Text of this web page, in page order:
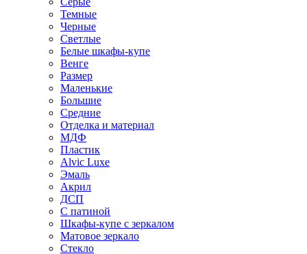
Темные
Черные
Светлые
Белые шкафы-купе
Венге
Размер
Маленькие
Большие
Средние
Отделка и материал
МДФ
Пластик
Alvic Luxe
Эмаль
Акрил
ДСП
С патиной
Шкафы-купе с зеркалом
Матовое зеркало
Стекло